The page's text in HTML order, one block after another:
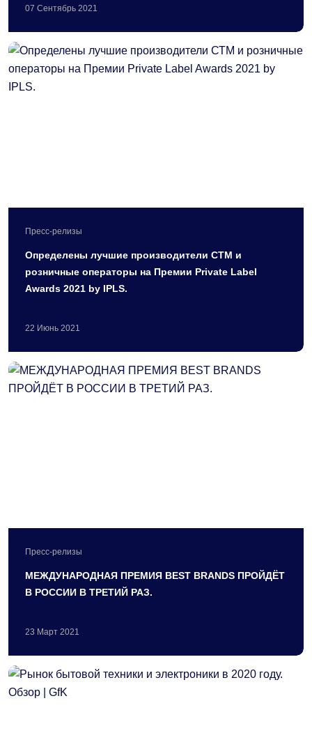
07 Сентябрь 2021
Пресс-релизы
Определены лучшие производители СТМ и
розничные операторы на Премии Private Label
Awards 2021 by IPLS.
22 Июнь 2021
Пресс-релизы
МЕЖДУНАРОДНАЯ ПРЕМИЯ BEST BRANDS ПРОЙДЁТ
В РОССИИ В ТРЕТИЙ РАЗ.
23 Март 2021